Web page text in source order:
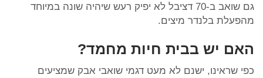
גם שואב ב-70 דציבל לא יפיק רעש שיהיה שונה במיוחד
מהפעלת בלנדר מיצים.
האם יש בבית חיות מחמד?
כפי שראינו, ישנם לא מעט דגמי שואבי אבק שמציעים